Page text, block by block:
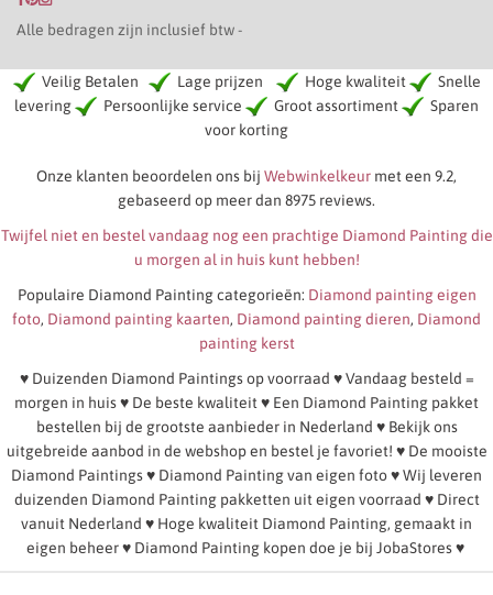
Alle bedragen zijn inclusief btw -
Veilig Betalen Lage prijzen Hoge kwaliteit
Snelle
levering
Persoonlijke service Groot assortiment
Sparen
voor korting
Onze klanten beoordelen ons bij Webwinkelkeur met een 9.2,
gebaseerd op meer dan 8975 reviews.
Twijfel niet en bestel vandaag nog een prachtige Diamond Painting die
u morgen al in huis kunt hebben!
Populaire Diamond Painting categorieën: Diamond painting eigen
foto, Diamond painting kaarten, Diamond painting dieren, Diamond
painting kerst
♥ Duizenden Diamond Paintings op voorraad ♥ Vandaag besteld =
morgen in huis ♥ De beste kwaliteit ♥ Een Diamond Painting pakket
bestellen bij de grootste aanbieder in Nederland ♥ Bekijk ons
uitgebreide aanbod in de webshop en bestel je favoriet! ♥ De mooiste
Diamond Paintings ♥ Diamond Painting van eigen foto ♥ Wij leveren
duizenden Diamond Painting pakketten uit eigen voorraad ♥ Direct
vanuit Nederland ♥ Hoge kwaliteit Diamond Painting, gemaakt in
eigen beheer ♥ Diamond Painting kopen doe je bij JobaStores ♥